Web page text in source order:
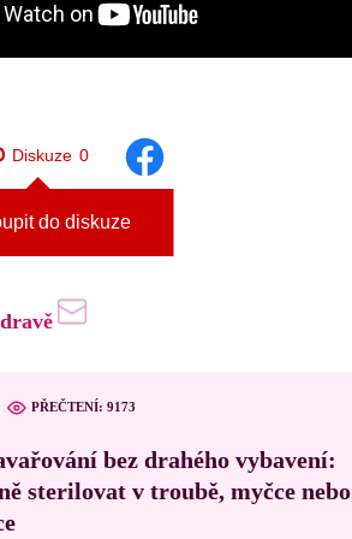
Diskuze 0
do diskuze
PŘEČTENÍ: 9173
bez drahého vybavení:
sterilovat v troubě, myčce nebo